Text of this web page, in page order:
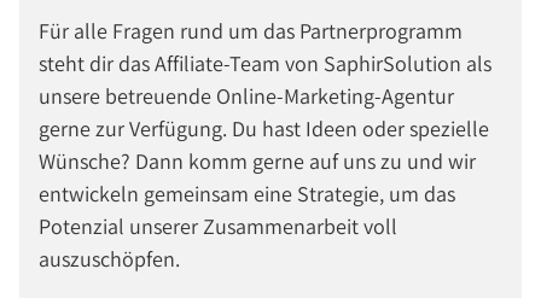
Für alle Fragen rund um das Partnerprogramm
steht dir das Affiliate-Team von SaphirSolution als
unsere betreuende Online-Marketing-Agentur
gerne zur Verfügung. Du hast Ideen oder spezielle
Wünsche? Dann komm gerne auf uns zu und wir
entwickeln gemeinsam eine Strategie, um das
Potenzial unserer Zusammenarbeit voll
auszuschöpfen.